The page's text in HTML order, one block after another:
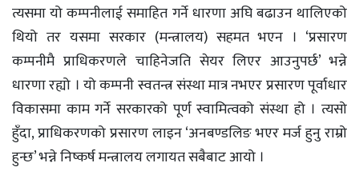
त्यसमा यो कम्पनीलाई समाहित गर्ने धारणा अघि बढाउन थालिएको
थियो तर यसमा सरकार (मन्त्रालय) सहमत भएन । ‘प्रसारण
कम्पनीमै प्राधिकरणले चाहिनेजति सेयर लिएर आउनुपर्छ’ भन्ने
धारणा रह्यो । यो कम्पनी स्वतन्त्र संस्था मात्र नभएर प्रसारण पूर्वाधार
विकासमा काम गर्ने सरकारको पूर्ण स्वामित्वको संस्था हो । त्यसो
हुँदा, प्राधिकरणको प्रसारण लाइन ‘अनबण्डलिङ भएर मर्ज हुनु राम्रो
हुन्छ’ भन्ने निष्कर्ष मन्त्रालय लगायत सबैबाट आयो ।